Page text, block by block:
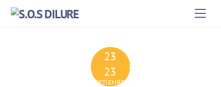
Skip
23
23
SEPTIEMBRE
2024